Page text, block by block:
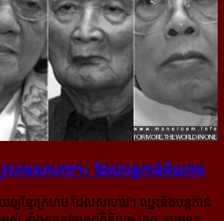
រហម​សាហាវៗ» ដែល​​បន្ត​កាន់​អំណាច
ខ្មែរក្រហម ដែលសាហាវៗ ឈ្នះនិងបន្តកាន់